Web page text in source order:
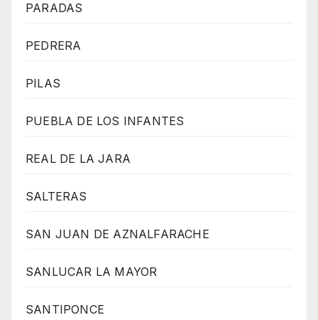
PARADAS
PEDRERA
PILAS
PUEBLA DE LOS INFANTES
REAL DE LA JARA
SALTERAS
SAN JUAN DE AZNALFARACHE
SANLUCAR LA MAYOR
SANTIPONCE